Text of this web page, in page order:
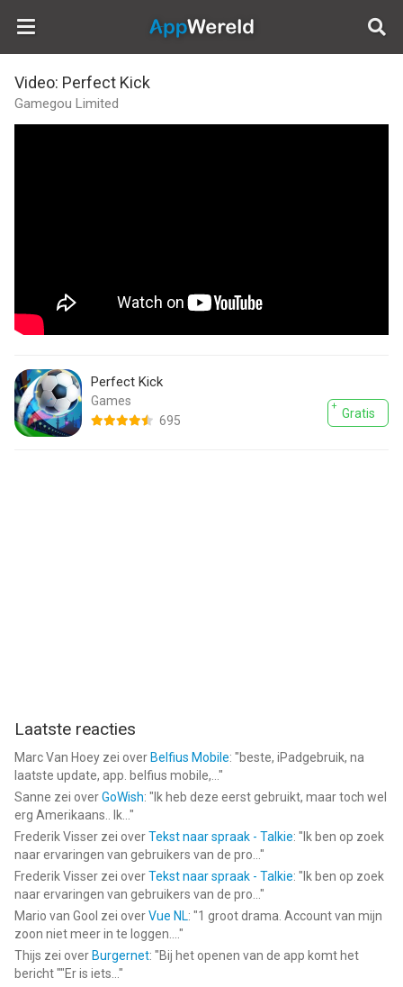
AppWereld
Video: Perfect Kick
Gamegou Limited
Perfect Kick
695
Games
Gratis
Laatste reacties
Marc Van Hoey zei over Belfius Mobile: "beste, iPadgebruik, na
laatste update, app. belfius mobile,... "
Sanne zei overGoWish: " Ik heb deze eerst gebruikt, maar toch wel
erg Amerikaans.. Ik... "
Frederik Visser zei overTekst naar spraak - Talkie: " Ik ben op zoek
naar ervaringen van gebruikers van de pro... "
Frederik Visser zei overTekst naar spraak - Talkie: " Ik ben op zoek
naar ervaringen van gebruikers van de pro... "
Mario van Gool zei overVue NL: "1 groot drama. Account van mijn
zoon niet meer in te loggen.... "
Thijs zei over Burgernet: "Bij het openen van de app komt het
bericht ""Er is iets... "